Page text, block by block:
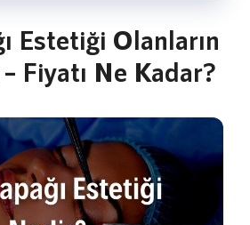
Estetiği Olanların
Fiyatı Ne Kadar?